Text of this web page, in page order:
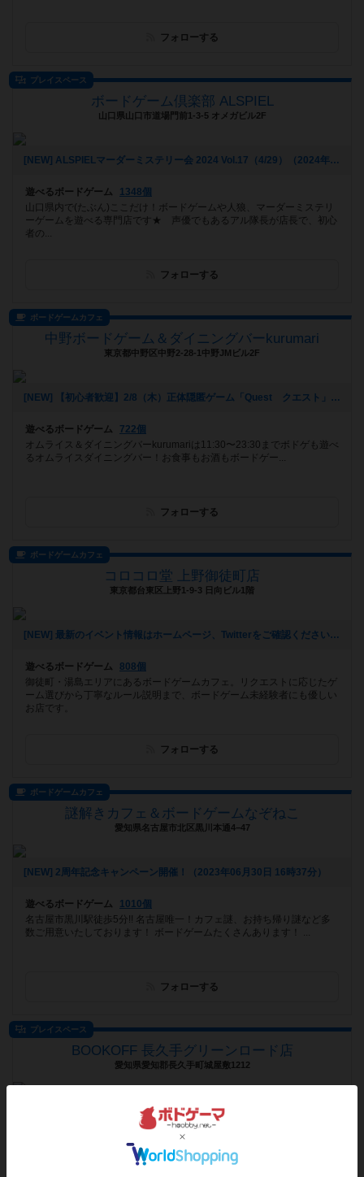
フォローする
プレイスペース
ボードゲーム倶楽部 ALSPIEL
山口県山口市道場門前1-3-5 オメガビル2F
[NEW] ALSPIELマーダーミステリー会 2024 Vol.17（4/29）（2024年04月01日 19時47分）
遊べるボードゲーム
1348個
山口県内で(たぶん)ここだけ！ボードゲームや人狼、マーダーミステリ
ーゲームを遊べる専門店です★ 声優でもあるアル隊長が店長で、初心
者の...
フォローする
ボードゲームカフェ
中野ボードゲーム＆ダイニングバーkurumari
東京都中野区中野2-28-1中野JMビル2F
[NEW] 【初心者歓迎】2/8（木）正体隠匿ゲーム「Quest クエスト」をやろう！苦手でも一緒に楽しめます！（2024年02月07日 20時06分）
遊べるボードゲーム
722個
オムライス＆ダイニングバーkurumariは11:30〜23:30までボドゲも遊べ
るオムライスダイニングバー！お食事もお酒もボードゲー...
フォローする
ボードゲームカフェ
コロコロ堂 上野御徒町店
東京都台東区上野1-9-3 日向ビル1階
[NEW] 最新のイベント情報はホームページ、Twitterをご確認ください！（2023年07月08日 13時24分）
遊べるボードゲーム
808個
御徒町・湯島エリアにあるボードゲームカフェ。リクエストに応じたゲ
ーム選びから丁寧なルール説明まで、ボードゲーム未経験者にも優しい
お店です。
フォローする
ボードゲームカフェ
謎解きカフェ＆ボードゲームなぞねこ
愛知県名古屋市北区黒川本通4−47
[NEW] 2周年記念キャンペーン開催！（2023年06月30日 16時37分）
遊べるボードゲーム
1010個
名古屋市黒川駅徒歩5分!! 名古屋唯一！カフェ謎、お持ち帰り謎など多
数ご用意いたしております！ ボードゲームたくさんあります！ ...
フォローする
プレイスペース
BOOKOFF 長久手グリーンロード店
愛知県愛知郡長久手町城屋敷1212
[NEW] ボドゲカフェ☕️→ボドゲルーム⛺️（2023年06月12日 23時49分）
1124個
家族・友人・カップル・趣味仲間… 誰とでも楽しめるボードゲームで